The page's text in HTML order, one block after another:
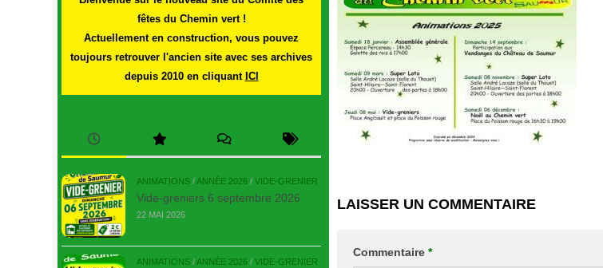
LAISSER UN COMMENTAIRE
Commentaire *
fêtes du Chemin vert !
Actuellement en construction, vous pouvez
toujours retrouver l'ancien site avec ses archives
depuis 2010 en cliquant ICI
ANIMATIONS /ANNÉE 2026 / VIDE-GRENIER
Vide-greniers 6 septembre 2026
22 MAI 2026
ANIMATIONS /ANNÉE 2026 / VIDE-GRENIER